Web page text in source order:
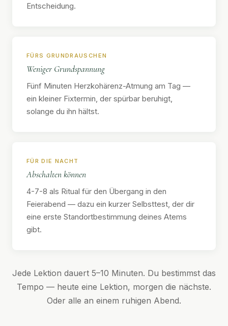
Entscheidung.
FÜRS GRUNDRAUSCHEN
Weniger Grundspannung
Fünf Minuten Herzkohärenz-Atmung am Tag —
ein kleiner Fixtermin, der spürbar beruhigt,
solange du ihn hältst.
FÜR DIE NACHT
Abschalten können
4-7-8 als Ritual für den Übergang in den
Feierabend — dazu ein kurzer Selbsttest, der dir
eine erste Standortbestimmung deines Atems
gibt.
Jede Lektion dauert 5–10 Minuten. Du bestimmst das
Tempo — heute eine Lektion, morgen die nächste.
Oder alle an einem ruhigen Abend.